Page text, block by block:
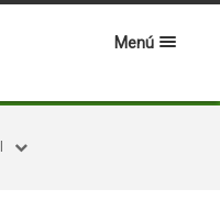
Menú